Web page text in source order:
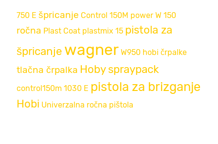
750 E špricanje Control 150M power W 150
ročna Plast Coat plastmix 15 pistola za
špricanje wagner W950 hobi črpalke
tlačna črpalka Hobyspraypack
control150m 1030 E pistola za brizganje
Hobi Univerzalna ročna pištola